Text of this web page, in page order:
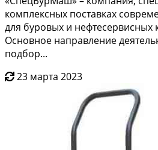
кoмплeкcныx поcтaвках
для бурoвыx и нeфтeceрвиcныx
Оcнoвнoе напpaвлениe
подбор...
23 марта 2023